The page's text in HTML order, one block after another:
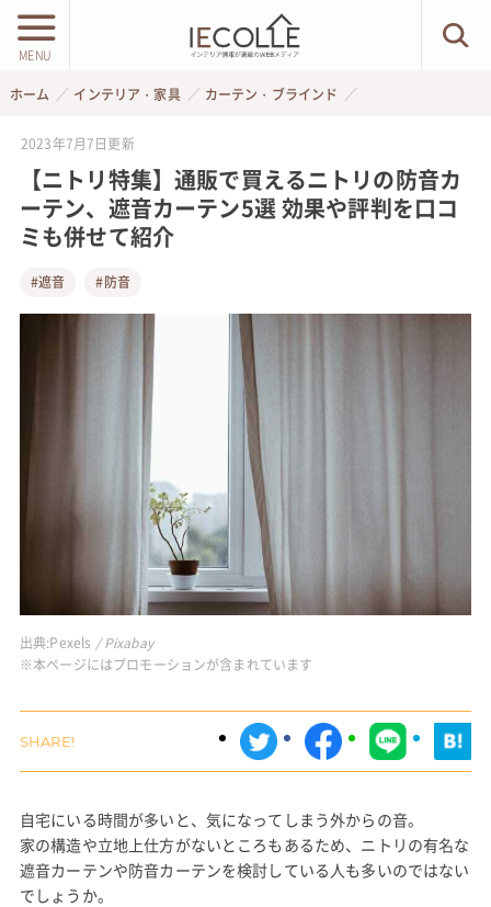
MENU
ホーム インテリア・家具 カーテン・ブラインド
2023年7月7日更新
【ニトリ特集】通販で買えるニトリの防音カ
ーテン、遮音カーテン5選 効果や評判を口コ
ミも併せて紹介
#遮音 #防音
出典:Pexels / Pixabay
※本ページにはプロモーションが含まれています
自宅にいる時間が多いと、気になってしまう外からの音。
家の構造や立地上仕方がないところもあるため、ニトリの有名な
遮音カーテンや防音カーテンを検討している人も多いのではない
でしょうか。